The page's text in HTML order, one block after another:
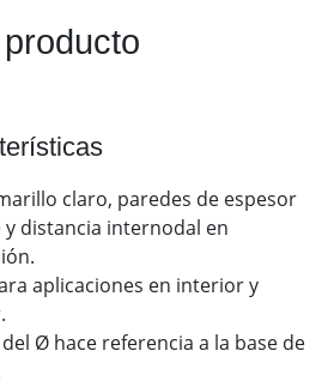
claro, paredes de espesor
y distancia internodal en
aplicaciones en interior y
Ø hace referencia a la base de